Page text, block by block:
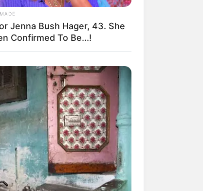
Manekin Anti
Seputar Malam
ala Jomblo yang Bikin
Jenna Bush Hager, 43. She
Confirmed To Be...!